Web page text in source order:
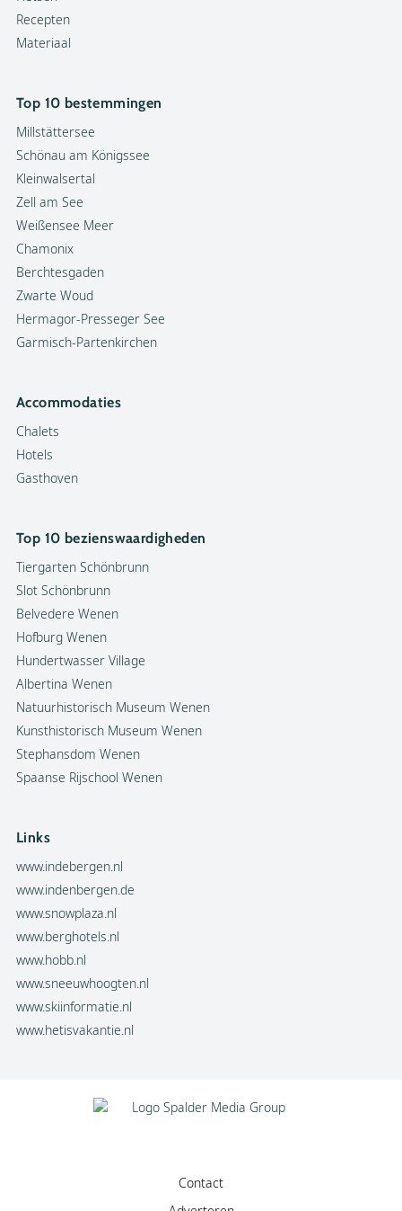
Recepten
Materiaal
Top 10 bestemmingen
Millstättersee
Schönau am Königssee
Kleinwalsertal
Zell am See
Weißensee Meer
Chamonix
Berchtesgaden
Zwarte Woud
Hermagor-Presseger See
Garmisch-Partenkirchen
Accommodaties
Chalets
Hotels
Gasthoven
Top 10 bezienswaardigheden
Tiergarten Schönbrunn
Slot Schönbrunn
Belvedere Wenen
Hofburg Wenen
Hundertwasser Village
Albertina Wenen
Natuurhistorisch Museum Wenen
Kunsthistorisch Museum Wenen
Stephansdom Wenen
Spaanse Rijschool Wenen
Links
www.indebergen.nl
www.indenbergen.de
www.snowplaza.nl
www.berghotels.nl
www.hobb.nl
www.sneeuwhoogten.nl
www.skiinformatie.nl
www.hetisvakantie.nl
Contact